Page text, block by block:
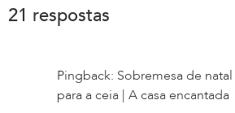
21 respostas
Pingback: Sobremesa de
para a ceia | A casa encantada